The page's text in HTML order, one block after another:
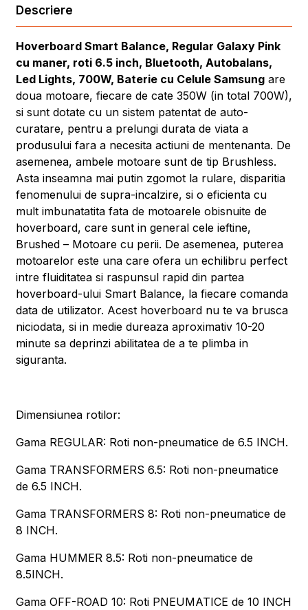
Descriere
Hoverboard Smart Balance, Regular Galaxy Pink
cu maner, roti 6.5 inch, Bluetooth, Autobalans,
Led Lights, 700W, Baterie cu Celule Samsung are
doua motoare, fiecare de cate 350W (in total 700W),
si sunt dotate cu un sistem patentat de auto-
curatare, pentru a prelungi durata de viata a
produsului fara a necesita actiuni de mentenanta. De
asemenea, ambele motoare sunt de tip Brushless.
Asta inseamna mai putin zgomot la rulare, disparitia
fenomenului de supra-incalzire, si o eficienta cu
mult imbunatatita fata de motoarele obisnuite de
hoverboard, care sunt in general cele ieftine,
Brushed – Motoare cu perii. De asemenea, puterea
motoarelor este una care ofera un echilibru perfect
intre fluiditatea si raspunsul rapid din partea
hoverboard-ului Smart Balance, la fiecare comanda
data de utilizator. Acest hoverboard nu te va brusca
niciodata, si in medie dureaza aproximativ 10-20
minute sa deprinzi abilitatea de a te plimba in
siguranta.
Dimensiunea rotilor:
Gama REGULAR: Roti non-pneumatice de 6.5 INCH.
Gama TRANSFORMERS 6.5: Roti non-pneumatice
de 6.5 INCH.
Gama TRANSFORMERS 8: Roti non-pneumatice de
8 INCH.
Gama HUMMER 8.5: Roti non-pneumatice de
8.5INCH.
Gama OFF-ROAD 10: Roti PNEUMATICE de 10 INCH